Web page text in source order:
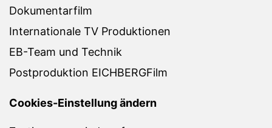
Dokumentarfilm
Internationale TV Produktionen
EB-Team und Technik
Postproduktion EICHBERGFilm
Cookies-Einstellung ändern